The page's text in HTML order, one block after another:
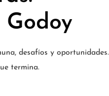
desafíos y oportunidades.
termina.